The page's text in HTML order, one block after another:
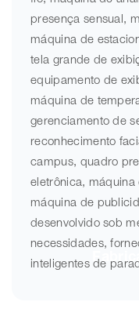
presença sensual,
máquina de
tela grande de
equipamento de
máquina de
gerenciamento de
reconhecimento
campus, quadro
eletrônica,
máquina de
desenvolvido sob
necessidades,
inteligentes de